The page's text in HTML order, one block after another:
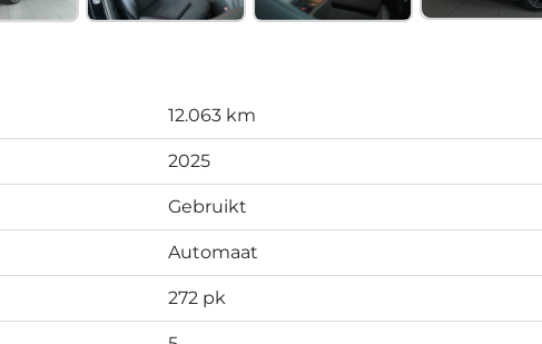
12.063 km
2025
Gebruikt
Automaat
272 pk